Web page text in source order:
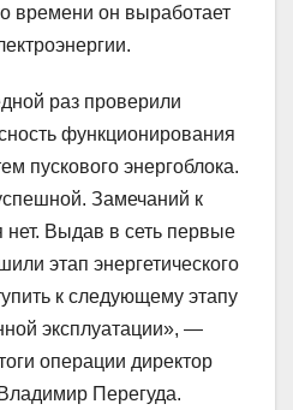
времени он выработает
раз проверили
функционирования
пускового энергоблока.
Замечаний к
нет. Выдав в сеть первые
этап энергетического
к следующему этапу
эксплуатации», —
операции директор
Перегуда.